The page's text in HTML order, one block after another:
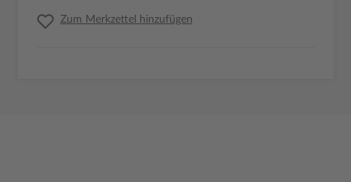
Zum Merkzettel hinzufügen